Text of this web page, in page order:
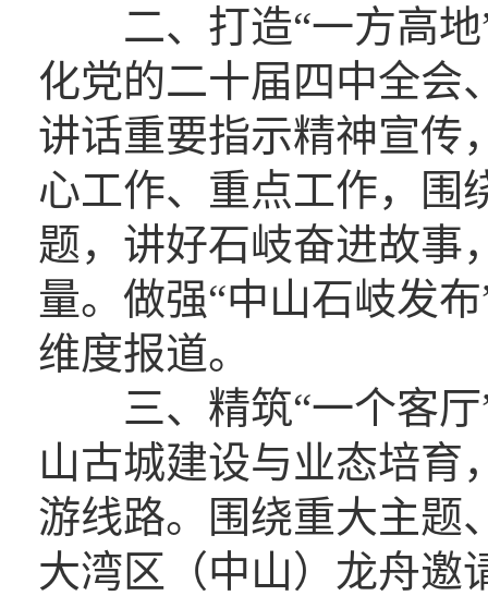
二、打造“一方高地
化党的二十届四中全会
讲话重要指示精神宣传
心工作、重点工作，围
题，讲好石岐奋进故事
量。做强“中山石岐发
维度报道。
三、精筑“一个客厅
山古城建设与业态培育
游线路。围绕重大主题
大湾区（中山）龙舟邀